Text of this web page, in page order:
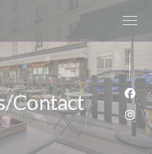
matière de cookies
Contact